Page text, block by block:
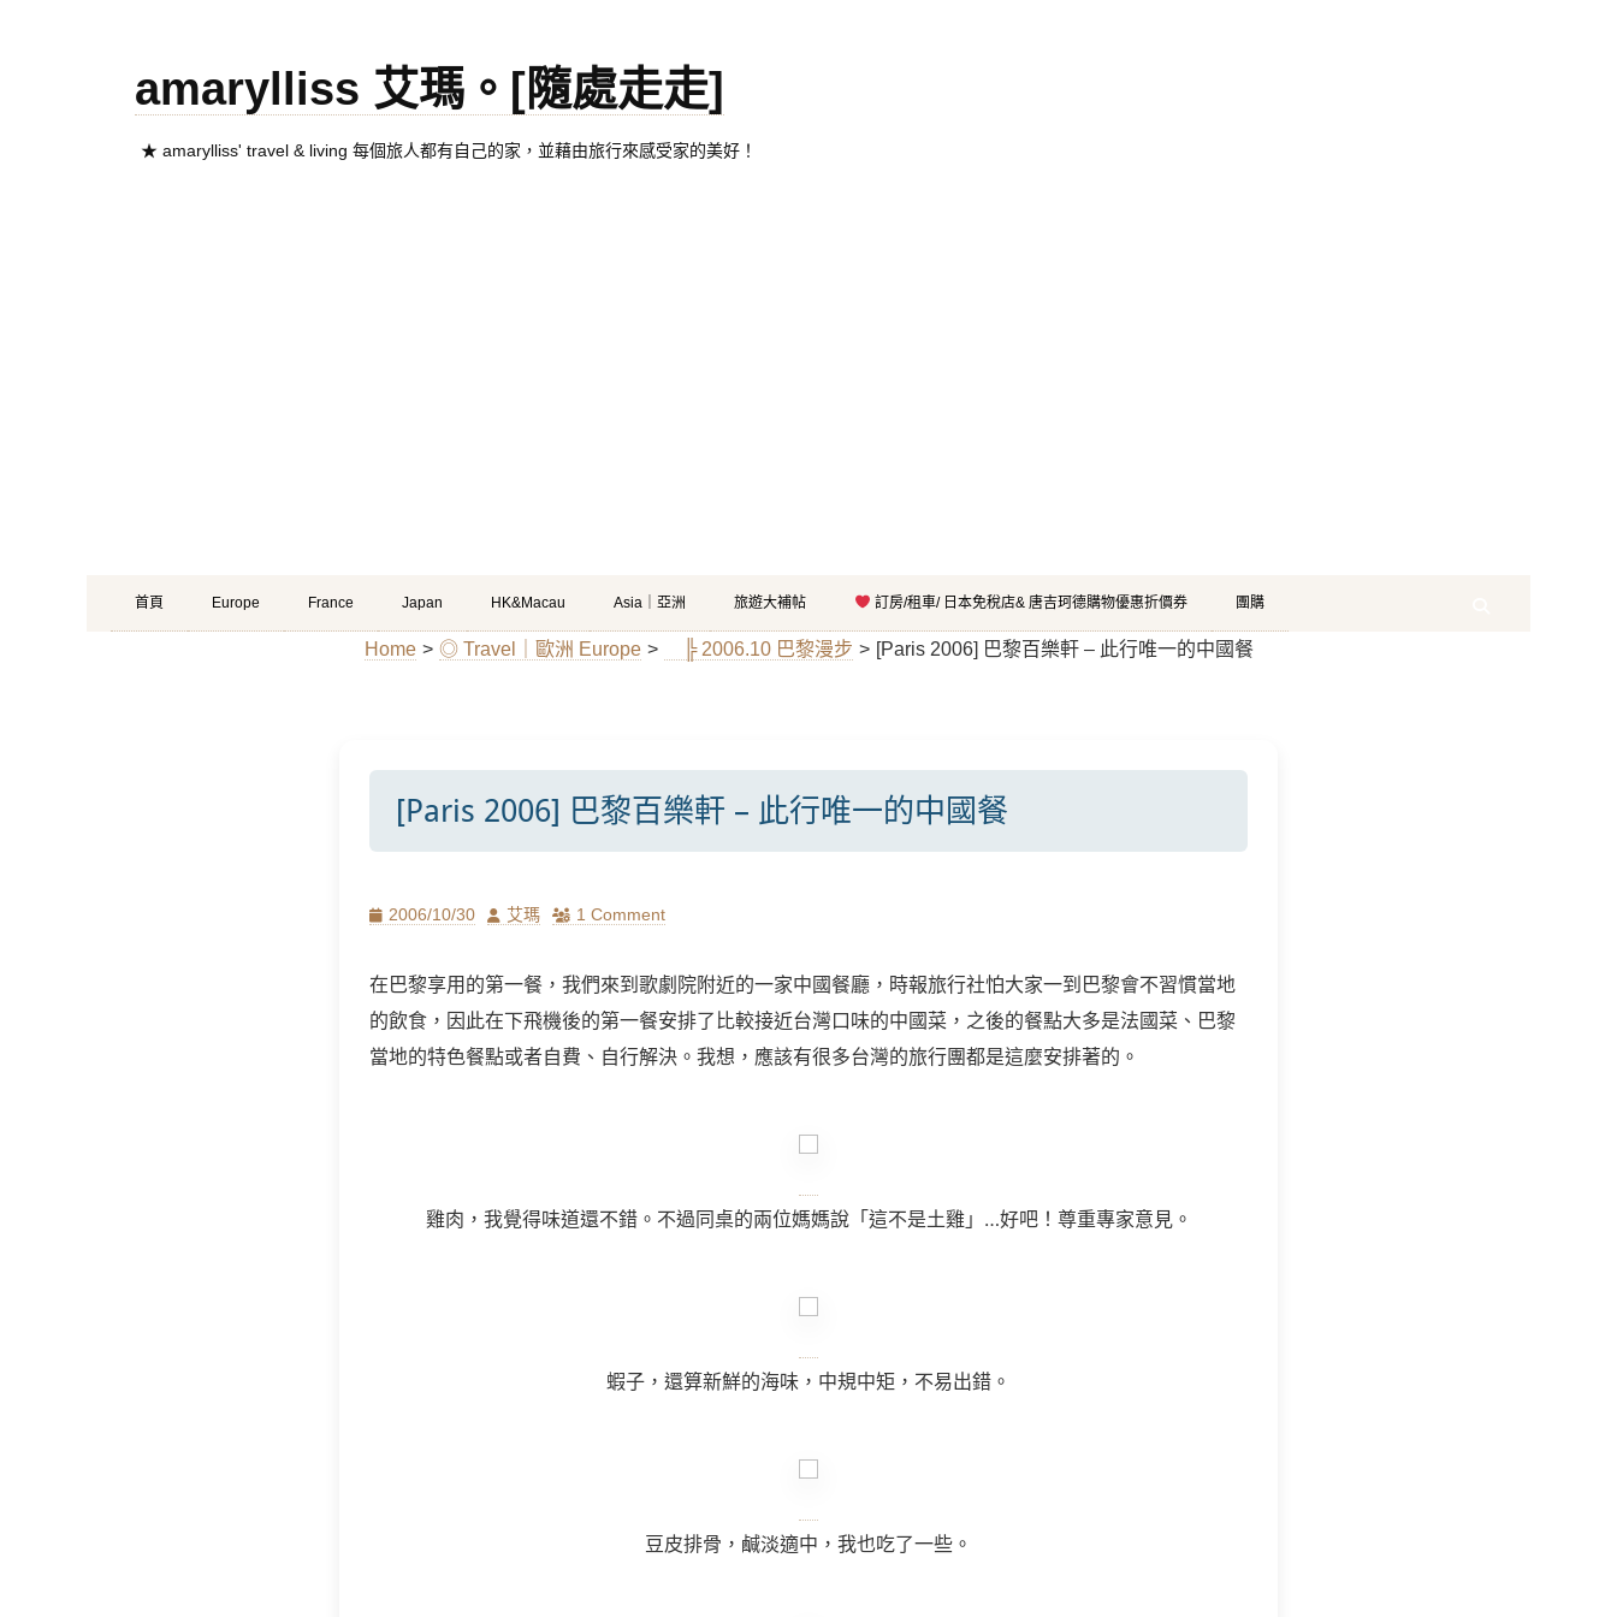
amarylliss 艾瑪。[隨處走走]
★ amarylliss' travel & living 每個旅人都有自己的家，並藉由旅行來感受家的美好！
Primary
Menu
Skip
to
首頁 Europe France Japan HK&Macau Asia｜亞洲 旅遊大補帖 訂房/租車/ 日本免稅店& 唐吉珂德購物優惠折價券 團購
Home > ◎ Travel｜歐洲 Europe > ╠ 2006.10 巴黎漫步 > [Paris 2006] 巴黎百樂軒 – 此行唯一的中國餐
[Paris 2006] 巴黎百樂軒 – 此行唯一的中國餐
Posted
2006/10/30 Author
艾瑪 1 Comment
在巴黎享用的第一餐，我們來到歌劇院附近的一家中國餐廳，時報旅行社怕大家一到巴黎會不習慣當地
的飲食，因此在下飛機後的第一餐安排了比較接近台灣口味的中國菜，之後的餐點大多是法國菜、巴黎
當地的特色餐點或者自費、自行解決。我想，應該有很多台灣的旅行團都是這麼安排著的。
雞肉，我覺得味道還不錯。不過同桌的兩位媽媽說「這不是土雞」 …好吧！尊重專家意見。
蝦子，還算新鮮的海味，中規中矩，不易出錯。
豆皮排骨，鹹淡適中，我也吃了一些。